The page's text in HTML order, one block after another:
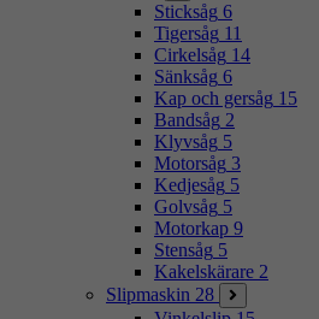
Sticksåg 6
Tigersåg 11
Cirkelsåg 14
Sänksåg 6
Kap och gersåg 15
Bandsåg 2
Klyvsåg 5
Motorsåg 3
Kedjesåg 5
Golvsåg 5
Motorkap 9
Stensåg 5
Kakelskärare 2
Slipmaskin 28